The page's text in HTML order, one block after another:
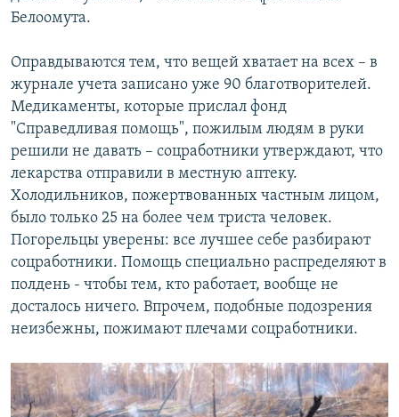
Белоомута.
Оправдываются тем, что вещей хватает на всех – в
журнале учета записано уже 90 благотворителей.
Медикаменты, которые прислал фонд
"Справедливая помощь", пожилым людям в руки
решили не давать – соцработники утверждают, что
лекарства отправили в местную аптеку.
Холодильников, пожертвованных частным лицом,
было только 25 на более чем триста человек.
Погорельцы уверены: все лучшее себе разбирают
соцработники. Помощь специально распределяют в
полдень - чтобы тем, кто работает, вообще не
досталось ничего. Впрочем, подобные подозрения
неизбежны, пожимают плечами соцработники.